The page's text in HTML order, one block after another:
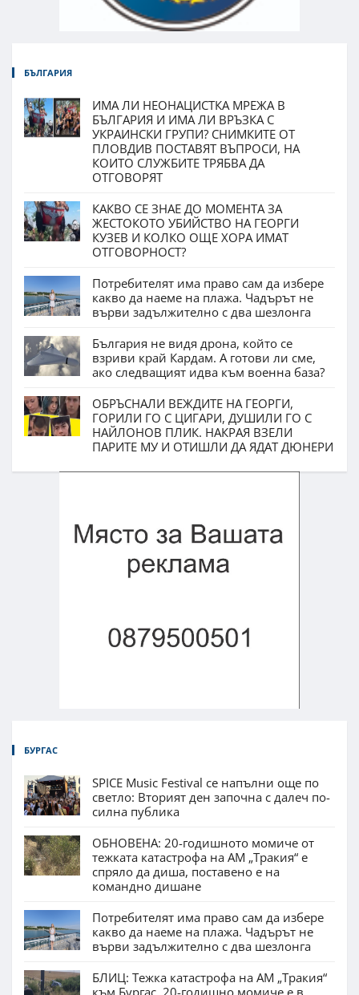
БЪЛГАРИЯ
ИМА ЛИ НЕОНАЦИСТКА МРЕЖА В
БЪЛГАРИЯ И ИМА ЛИ ВРЪЗКА С
УКРАИНСКИ ГРУПИ? СНИМКИТЕ ОТ
ПЛОВДИВ ПОСТАВЯТ ВЪПРОСИ, НА
КОИТО СЛУЖБИТЕ ТРЯБВА ДА
ОТГОВОРЯТ
КАКВО СЕ ЗНАЕ ДО МОМЕНТА ЗА
ЖЕСТОКОТО УБИЙСТВО НА ГЕОРГИ
КУЗЕВ И КОЛКО ОЩЕ ХОРА ИМАТ
ОТГОВОРНОСТ?
Потребителят има право сам да избере
какво да наеме на плажа. Чадърът не
върви задължително с два шезлонга
България не видя дрона, който се
взриви край Кардам. А готови ли сме,
ако следващият идва към военна база?
ОБРЪСНАЛИ ВЕЖДИТЕ НА ГЕОРГИ,
ГОРИЛИ ГО С ЦИГАРИ, ДУШИЛИ ГО С
НАЙЛОНОВ ПЛИК. НАКРАЯ ВЗЕЛИ
ПАРИТЕ МУ И ОТИШЛИ ДА ЯДАТ ДЮНЕРИ
БУРГАС
SPICE Music Festival се напълни още по
светло: Вторият ден започна с далеч по-
силна публика
ОБНОВЕНА: 20-годишното момиче от
тежката катастрофа на АМ „Тракия“ е
спряло да диша, поставено е на
командно дишане
Потребителят има право сам да избере
какво да наеме на плажа. Чадърът не
върви задължително с два шезлонга
БЛИЦ: Тежка катастрофа на АМ „Тракия“